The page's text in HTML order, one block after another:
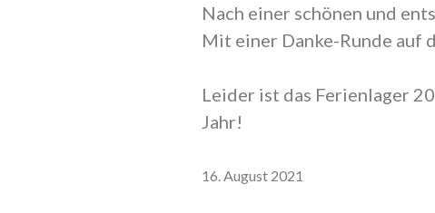
Nach einer schönen und
Mit einer Danke-Runde auf
Leider ist das Ferienlager
Jahr!
16. August 2021